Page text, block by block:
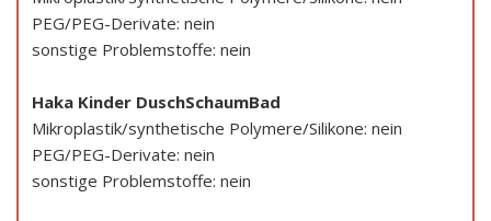
PEG/PEG-Derivate: nein
sonstige Problemstoffe: nein
Haka Kinder DuschSchaumBad
Mikroplastik/synthetische Polymere/Silikone: nein
PEG/PEG-Derivate: nein
sonstige Problemstoffe: nein